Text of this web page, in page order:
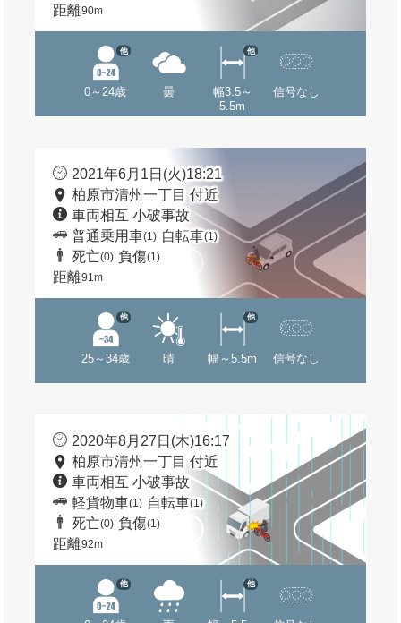
距離90m
0～24歳
他
曇
幅3.5～
5.5m
他
信号なし
2021年6月1日(火)18:21
柏原市清州一丁目 付近
車両相互 小破事故
普通乗用車(1) 自転車(1)
死亡(0) 負傷(1)
距離91m
25～34歳
他
晴 幅～5.5m
他
信号なし
2020年8月27日(木)16:17
柏原市清州一丁目 付近
車両相互 小破事故
軽貨物車(1) 自転車(1)
死亡(0) 負傷(1)
距離92m
他 他